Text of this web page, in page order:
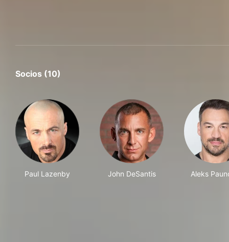
Socios (10)
Paul Lazenby John DeSantis Aleks